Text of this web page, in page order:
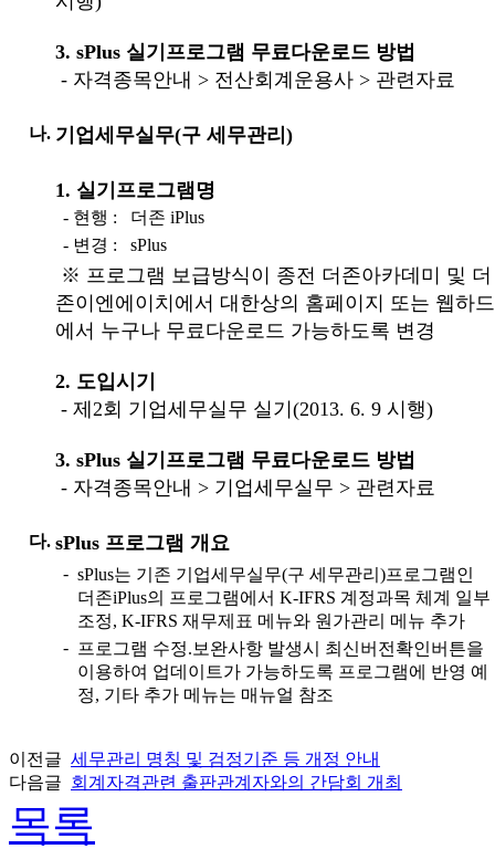
3. sPlus 실기프로그램 무료다운로드 방법
- 자격종목안내 > 전산회계운용사 > 관련자료
나. 기업세무실무(구 세무관리)
1. 실기프로그램명
- 현행 :
더존 iPlus
- 변경 :
sPlus
※ 프로그램 보급방식이 종전 더존아카데미 및 더
존이엔에이치에서 대한상의 홈페이지 또는 웹하드
에서 누구나 무료다운로드 가능하도록 변경
2. 도입시기
- 제2회 기업세무실무 실기(2013. 6. 9 시행)
3. sPlus 실기프로그램 무료다운로드 방법
- 자격종목안내 > 기업세무실무 > 관련자료
다. sPlus 프로그램 개요
- sPlus는 기존 기업세무실무(구 세무관리)프로그램인
더존iPlus의 프로그램에서 K-IFRS 계정과목 체계 일부
조정, K-IFRS 재무제표 메뉴와 원가관리 메뉴 추가
- 프로그램 수정.보완사항 발생시 최신버전확인버튼을
이용하여 업데이트가 가능하도록 프로그램에 반영 예
정, 기타 추가 메뉴는 매뉴얼 참조
이전글 세무관리 명칭 및 검정기준 등 개정 안내
다음글 회계자격관련 출판관계자와의 간담회 개최
목록